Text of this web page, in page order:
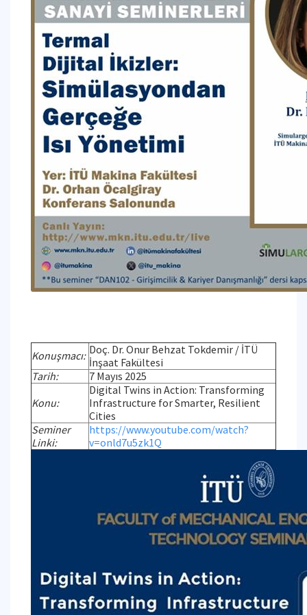
Konuşmacı: Doç. Dr. Onur Behzat Tokdemir / İTÜ
İnşaat Fakültesi
Tarih:
7 Mayıs 2025
Konu:
Digital Twins in Action: Transforming
Infrastructure for Smarter, Resilient
Cities
Seminer
Linki:
https://www.youtube.com/watch?
v=onld7u5zk1Q